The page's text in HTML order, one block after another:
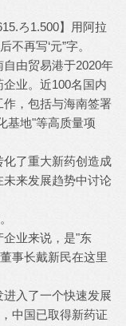
ろ1.500】用阿拉
再写‘元”字。
贸易港于2020年
业。近100名国内
，包括与海南签署
基地"等高质量项
了重大新药创造成
来发展趋势中讨论
业来说，是"东
事长戴新民在这里
入了一个快速发展
中国已取得新药证